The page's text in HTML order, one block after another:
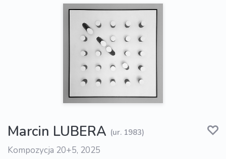
Marcin LUBERA (ur. 1983)
Kompozycja 20+5, 2025